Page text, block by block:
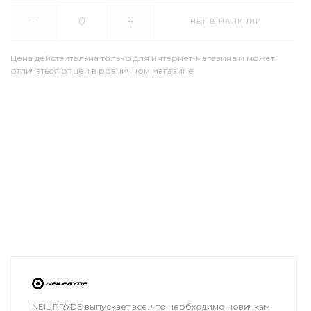
- + НЕТ В НАЛИЧИИ
Цена действительна только для интернет-магазина и может
отличаться от цен в розничном магазине
NEIL PRYDE выпускает все, что необходимо новичкам